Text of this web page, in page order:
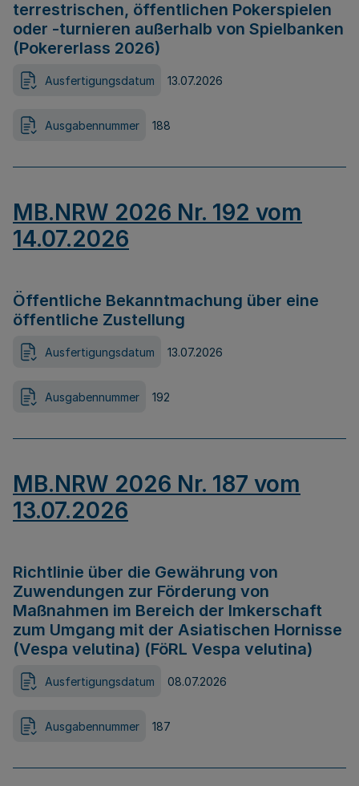
terrestrischen, öffentlichen Pokerspielen
oder -turnieren außerhalb von Spielbanken
(Pokererlass 2026)
Ausfertigungsdatum 13.07.2026
Ausgabennummer 188
MB.NRW 2026 Nr. 192 vom
14.07.2026
Öffentliche Bekanntmachung über eine
öffentliche Zustellung
Ausfertigungsdatum 13.07.2026
Ausgabennummer 192
MB.NRW 2026 Nr. 187 vom
13.07.2026
Richtlinie über die Gewährung von
Zuwendungen zur Förderung von
Maßnahmen im Bereich der Imkerschaft
zum Umgang mit der Asiatischen Hornisse
(Vespa velutina) (FöRL Vespa velutina)
Ausfertigungsdatum 08.07.2026
Ausgabennummer 187